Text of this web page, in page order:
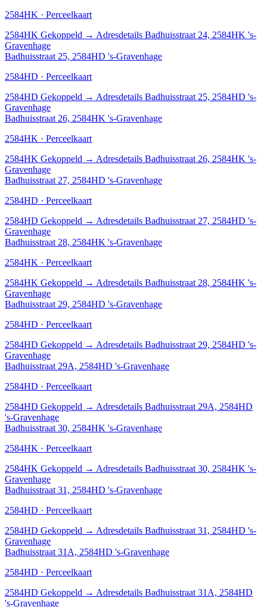
2584HK · Perceelkaart
2584HK Gekoppeld → Adresdetails Badhuisstraat 24, 2584HK 's-
Gravenhage
Badhuisstraat 25, 2584HD 's-Gravenhage
2584HD · Perceelkaart
2584HD Gekoppeld → Adresdetails Badhuisstraat 25, 2584HD 's-
Gravenhage
Badhuisstraat 26, 2584HK 's-Gravenhage
2584HK · Perceelkaart
2584HK Gekoppeld → Adresdetails Badhuisstraat 26, 2584HK 's-
Gravenhage
Badhuisstraat 27, 2584HD 's-Gravenhage
2584HD · Perceelkaart
2584HD Gekoppeld → Adresdetails Badhuisstraat 27, 2584HD 's-
Gravenhage
Badhuisstraat 28, 2584HK 's-Gravenhage
2584HK · Perceelkaart
2584HK Gekoppeld → Adresdetails Badhuisstraat 28, 2584HK 's-
Gravenhage
Badhuisstraat 29, 2584HD 's-Gravenhage
2584HD · Perceelkaart
2584HD Gekoppeld → Adresdetails Badhuisstraat 29, 2584HD 's-
Gravenhage
Badhuisstraat 29A, 2584HD 's-Gravenhage
2584HD · Perceelkaart
2584HD Gekoppeld → Adresdetails Badhuisstraat 29A, 2584HD
's-Gravenhage
Badhuisstraat 30, 2584HK 's-Gravenhage
2584HK · Perceelkaart
2584HK Gekoppeld → Adresdetails Badhuisstraat 30, 2584HK 's-
Gravenhage
Badhuisstraat 31, 2584HD 's-Gravenhage
2584HD · Perceelkaart
2584HD Gekoppeld → Adresdetails Badhuisstraat 31, 2584HD 's-
Gravenhage
Badhuisstraat 31A, 2584HD 's-Gravenhage
2584HD · Perceelkaart
2584HD Gekoppeld → Adresdetails Badhuisstraat 31A, 2584HD
's-Gravenhage